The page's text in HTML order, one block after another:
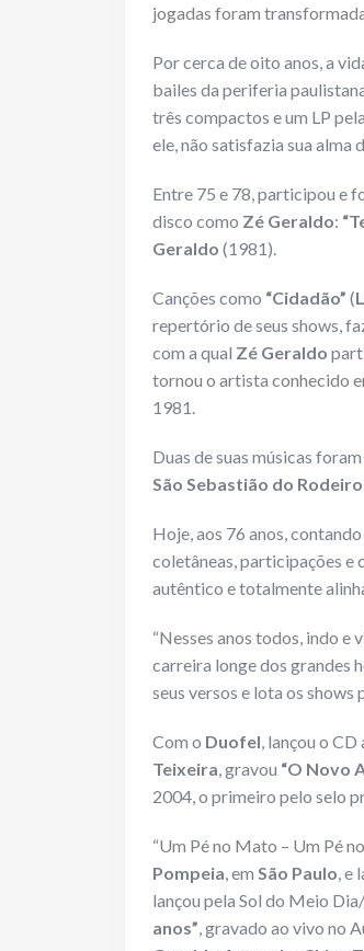
jogadas foram
Por cerca de oito anos, a
bailes da periferia
três compactos e um LP
ele, não satisfazia sua alma
Entre 75 e 78, participou e
disco como Zé Geraldo:
Geraldo (1981).
Canções como “Cidadão” (
repertório de seus shows,
com a qual Zé Geraldo
tornou o artista conhecido
1981.
Duas de suas músicas
São Sebastião do Rodeiro
Hoje, aos 76 anos,
coletâneas, participações e
autêntico e totalmente
“Nesses anos todos, indo e
carreira longe dos grandes
seus versos e lota os shows
Com o Duofel , lançou o
Teixeira , gravou “O Novo
2004, o primeiro pelo selo
“Um Pé no Mato – Um Pé
Pompeia , em São Paulo ,
lançou pela Sol do Meio
anos” , gravado ao vivo no